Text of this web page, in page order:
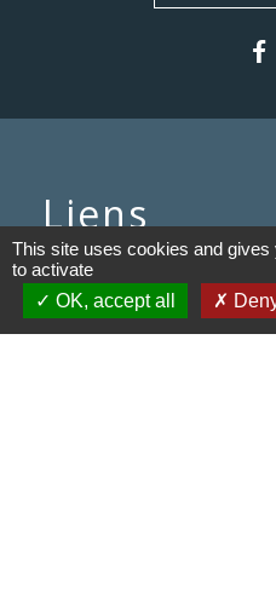
Liens
Communauté de
Haut Limousin
This site uses cookies and
to activate
OK, accept all